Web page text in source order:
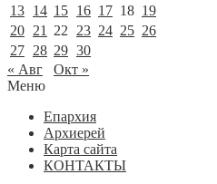
13 14 15 16 17 18 19
20 21 22 23 24 25 26
27 28 29 30
« Авг
Окт »
Меню
Епархия
Архиерей
Карта сайта
КОНТАКТЫ